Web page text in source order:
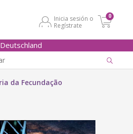
Inicia sesión o
Regístrate
0
Deutschland
da Fecundação